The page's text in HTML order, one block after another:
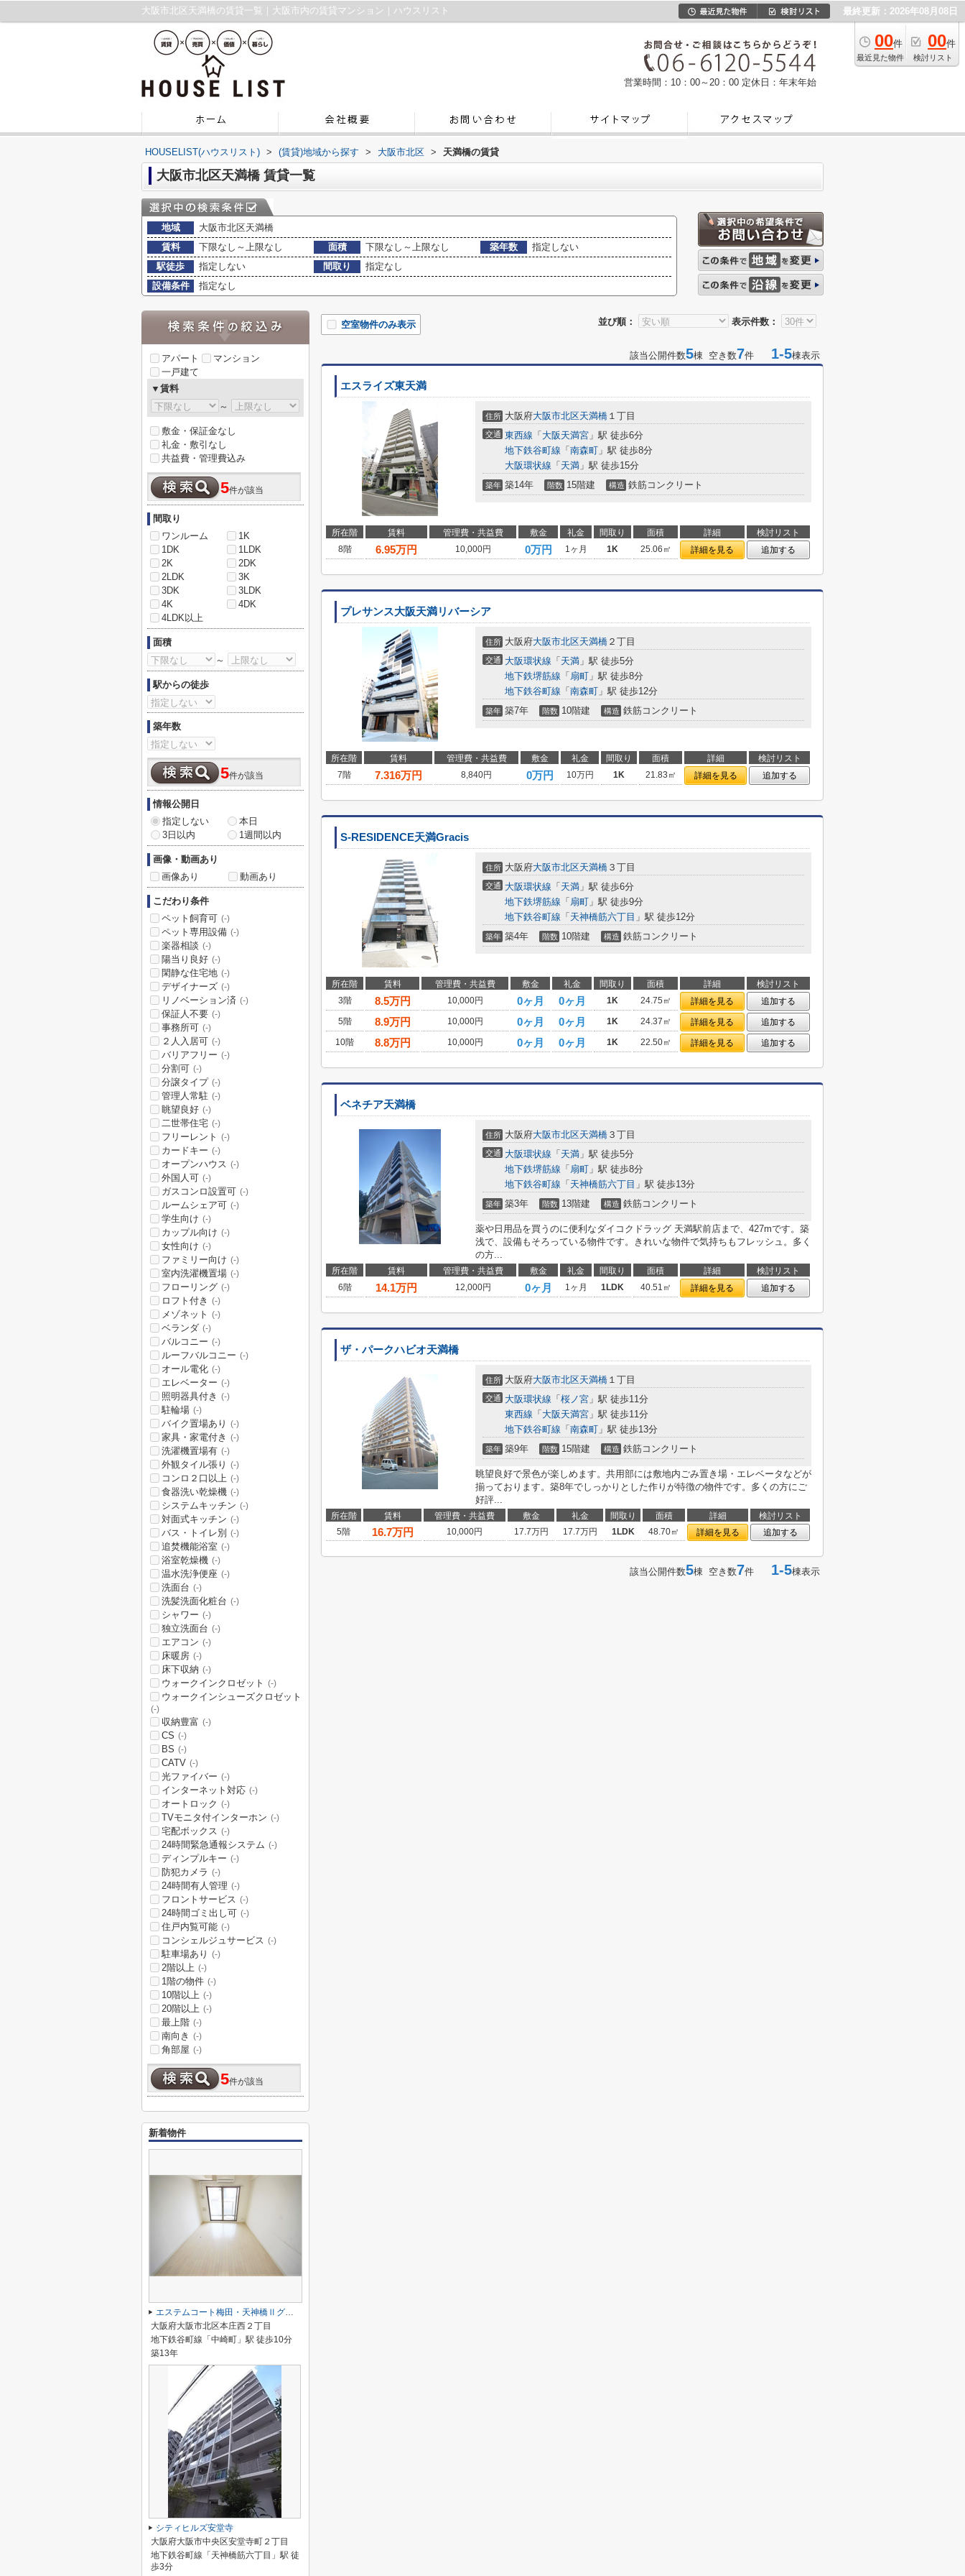
大阪市北区天満橋の賃貸一覧｜大阪市内の賃貸マンション｜ハウスリスト 最終更新：2026年08月08日
00件
最近見た物件
00件
検討リスト
営業時間：10：00～20：00 定休日：年末年始
HOUSELIST(ハウスリスト) > (賃貸)地域から探す > 大阪市北区 > 天満橋の賃貸
大阪市北区天満橋 賃貸一覧
地域
大阪市北区天満橋
賃料
下限なし～上限なし 面積 下限なし～上限なし 築年数
指定しない
駅徒歩
指定しない 間取り
指定なし
設備条件
指定なし
並び順： 表示件数：
空室物件のみ表示
該当公開件数5棟 空き数7件 1-5棟表示
エスライズ東天満
住所 大阪府大阪市北区天満橋 １丁目
交通 東西線 「 大阪天満宮 」駅 徒歩6分
地下鉄谷町線 「 南森町 」駅 徒歩8分
大阪環状線 「 天満 」駅 徒歩15分
築年 築14年 階数 15階建 構造 鉄筋コンクリート
所在階 賃料 管理費・共益費 敷金 礼金 間取り 面積 詳細
検討リスト
8階
6.95万円 10,000円 0万円 1ヶ月 1K 25.06㎡ 詳細を見る 追加する
プレサンス大阪天満リバーシア
住所 大阪府大阪市北区天満橋 ２丁目
交通 大阪環状線 「 天満 」駅 徒歩5分
地下鉄堺筋線 「 扇町 」駅 徒歩8分
地下鉄谷町線 「 南森町 」駅 徒歩12分
築年 築7年 階数 10階建 構造 鉄筋コンクリート
所在階 賃料 管理費・共益費 敷金 礼金 間取り 面積 詳細
検討リスト
7階
7.316万円 8,840円 0万円 10万円 1K 21.83㎡ 詳細を見る 追加する
S-RESIDENCE天満Gracis
住所 大阪府大阪市北区天満橋 ３丁目
交通 大阪環状線 「 天満 」駅 徒歩6分
地下鉄堺筋線 「 扇町 」駅 徒歩9分
地下鉄谷町線 「 天神橋筋六丁目 」駅 徒歩12分
築年 築4年 階数 10階建 構造 鉄筋コンクリート
所在階 賃料 管理費・共益費 敷金 礼金 間取り 面積 詳細
検討リスト
3階
8.5万円 10,000円 0ヶ月 0ヶ月 1K 24.75㎡ 詳細を見る
追加する
5階
8.9万円 10,000円 0ヶ月 0ヶ月 1K 24.37㎡ 詳細を見る
追加する
10階
8.8万円 10,000円 0ヶ月 0ヶ月 1K 22.50㎡ 詳細を見る 追加する
ベネチア天満橋
住所 大阪府大阪市北区天満橋 ３丁目
交通 大阪環状線 「 天満 」駅 徒歩5分
地下鉄堺筋線 「 扇町 」駅 徒歩8分
地下鉄谷町線 「 天神橋筋六丁目 」駅 徒歩13分
築年 築3年 階数 13階建 構造 鉄筋コンクリート
薬や日用品を買うのに便利なダイコクドラッグ 天満駅前店まで、427mです。築
浅で、設備もそろっている物件です。きれいな物件で気持ちもフレッシュ。多く
の方...
所在階 賃料 管理費・共益費 敷金 礼金 間取り 面積 詳細
検討リスト
6階
14.1万円 12,000円 0ヶ月 1ヶ月 1LDK 40.51㎡ 詳細を見る 追加する
ザ・パークハビオ天満橋
住所 大阪府大阪市北区天満橋 １丁目
交通 大阪環状線 「 桜ノ宮 」駅 徒歩11分
東西線 「 大阪天満宮 」駅 徒歩11分
地下鉄谷町線 「 南森町 」駅 徒歩13分
築年 築9年 階数 15階建 構造 鉄筋コンクリート
眺望良好で景色が楽しめます。共用部には敷地内ごみ置き場・エレベータなどが
揃っております。築8年でしっかりとした作りが特徴の物件です。多くの方にご
好評...
所在階 賃料 管理費・共益費 敷金 礼金 間取り 面積 詳細
検討リスト
5階
16.7万円 10,000円 17.7万円 17.7万円 1LDK 48.70㎡ 詳細を見る 追加する
該当公開件数5棟 空き数7件 1-5棟表示
アパート
マンション
一戸建て
▼賃料
～
敷金・保証金なし
礼金・敷引なし
共益費・管理費込み
5件が該当
間取り
ワンルーム
1K
1DK
1LDK
2K
2DK
2LDK
3K
3DK
3LDK
4K
4DK
4LDK以上
面積
～
駅からの徒歩
築年数
5件が該当
情報公開日
指定しない
本日
3日以内
1週間以内
画像・動画あり
画像あり
動画あり
こだわり条件
ペット飼育可 (-)
ペット専用設備 (-)
楽器相談 (-)
陽当り良好 (-)
閑静な住宅地 (-)
デザイナーズ (-)
リノベーション済 (-)
保証人不要 (-)
事務所可 (-)
２人入居可 (-)
バリアフリー (-)
分割可 (-)
分譲タイプ (-)
管理人常駐 (-)
眺望良好 (-)
二世帯住宅 (-)
フリーレント (-)
カードキー (-)
オープンハウス (-)
外国人可 (-)
ガスコンロ設置可 (-)
ルームシェア可 (-)
学生向け (-)
カップル向け (-)
女性向け (-)
ファミリー向け (-)
室内洗濯機置場 (-)
フローリング (-)
ロフト付き (-)
メゾネット (-)
ベランダ (-)
バルコニー (-)
ルーフバルコニー (-)
オール電化 (-)
エレベーター (-)
照明器具付き (-)
駐輪場 (-)
バイク置場あり (-)
家具・家電付き (-)
洗濯機置場有 (-)
外観タイル張り (-)
コンロ２口以上 (-)
食器洗い乾燥機 (-)
システムキッチン (-)
対面式キッチン (-)
バス・トイレ別 (-)
追焚機能浴室 (-)
浴室乾燥機 (-)
温水洗浄便座 (-)
洗面台 (-)
洗髪洗面化粧台 (-)
シャワー (-)
独立洗面台 (-)
エアコン (-)
床暖房 (-)
床下収納 (-)
ウォークインクロゼット (-)
ウォークインシューズクロゼット
(-)
収納豊富 (-)
CS (-)
BS (-)
CATV (-)
光ファイバー (-)
インターネット対応 (-)
オートロック (-)
TVモニタ付インターホン (-)
宅配ボックス (-)
24時間緊急通報システム (-)
ディンプルキー (-)
防犯カメラ (-)
24時間有人管理 (-)
フロントサービス (-)
24時間ゴミ出し可 (-)
住戸内覧可能 (-)
コンシェルジュサービス (-)
駐車場あり (-)
2階以上 (-)
1階の物件 (-)
10階以上 (-)
20階以上 (-)
最上階 (-)
南向き (-)
角部屋 (-)
5件が該当
新着物件
エステムコート梅田・天神橋Ⅱグラシオ
大阪府大阪市北区本庄西２丁目
地下鉄谷町線「中崎町」駅 徒歩10分
築13年
シティヒルズ安堂寺
大阪府大阪市中央区安堂寺町２丁目
地下鉄谷町線「天神橋筋六丁目」駅 徒
歩3分